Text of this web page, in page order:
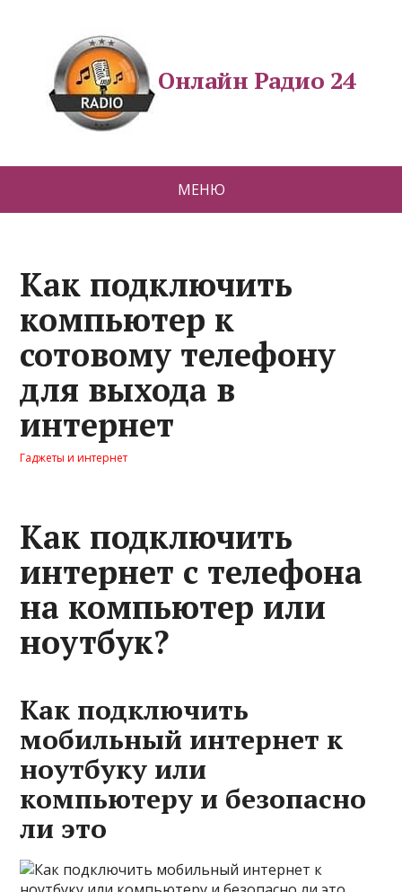
Онлайн Радио 24
МЕНЮ
Как подключить
компьютер к
сотовому телефону
для выхода в
интернет
Гаджеты и интернет
Как подключить
интернет с телефона
на компьютер или
ноутбук?
Как подключить
мобильный интернет к
ноутбуку или
компьютеру и безопасно
ли это